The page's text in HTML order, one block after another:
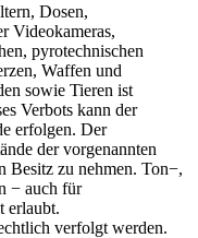
Dosen,
Videokameras,
pyrotechnischen
Waffen und
sowie Tieren ist
Verbots kann der
erfolgen. Der
der vorgenannten
zu nehmen. Ton−,
− auch für
erlaubt.
verfolgt werden.